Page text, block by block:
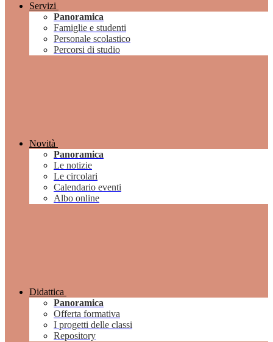
Servizi
Panoramica
Famiglie e studenti
Personale scolastico
Percorsi di studio
Novità
Panoramica
Le notizie
Le circolari
Calendario eventi
Albo online
Didattica
Panoramica
Offerta formativa
I progetti delle classi
Repository